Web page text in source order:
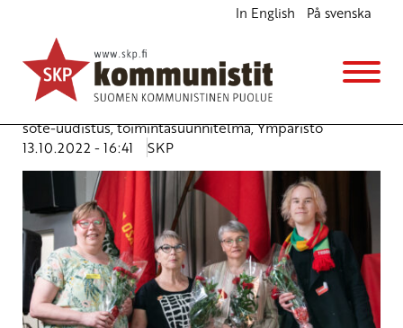
In English På svenska
SKP:n puheenjohtajat ja pääsihteeri koolla
Malmilla 14.10.2022
Ajankohtaista
Avainsanat:eduskuntavaalit 2022 ,energia
sote-uudistus,toimintasuunnitelma,Ympäristö
13.10.2022 - 16:41
SKP